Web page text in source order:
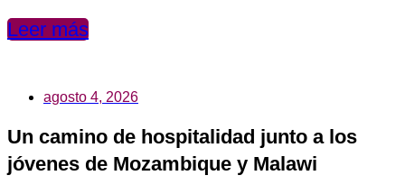
Leer más
agosto 4, 2026
Un camino de hospitalidad junto a los
jóvenes de Mozambique y Malawi